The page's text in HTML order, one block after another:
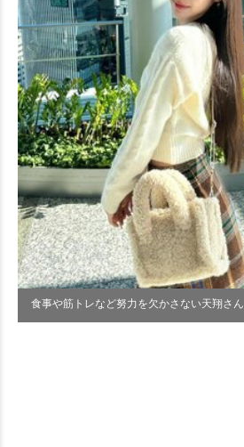
食事や筋トレなど努力を欠かさない天翔さん